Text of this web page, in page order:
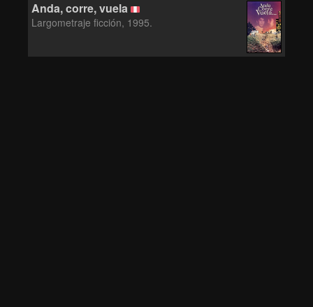
INÚTILES DE
DEMERYAT
Anda, corre, vuela
Largometraje ficción, 1995.